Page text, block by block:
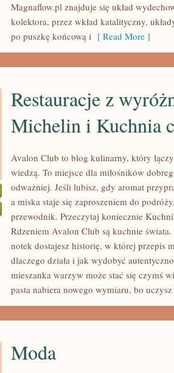
SAMOCHÓD
UŻYWANY?
Magnaflow.pl znajduje się układ
kolektora, przez wkład katalityczny,
po puszkę końcową i [ Read More ]
Restauracje z
Michelin i Kuchnia
Avalon Club to blog kulinarny, który
wiedzą. To miejsce dla miłośników
odważniej. Jeśli lubisz, gdy aromat
a miska staje się zaproszeniem do
przewodnik. Przeczytaj koniecznie
Rdzeniem Avalon Club są kuchnie
notek dostajesz historię, w której przepis
dlaczego działa i jak wydobyć
mieszanka warzyw może stać się czymś
pasta nabiera nowego wymiaru, bo uczysz
Moda